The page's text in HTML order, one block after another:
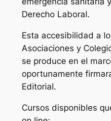
Derecho Laboral.
Esta accesibilidad a
Asociaciones y
se produce en el
oportunamente
Editorial.
Cursos disponibles